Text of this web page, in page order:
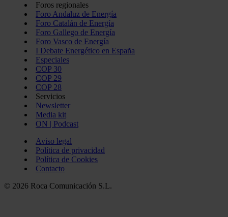
Foros regionales
Foro Andaluz de Energía
Foro Catalán de Energía
Foro Gallego de Energía
Foro Vasco de Energía
I Debate Energético en España
Especiales
COP 30
COP 29
COP 28
Servicios
Newsletter
Media kit
ON | Podcast
Aviso legal
Política de privacidad
Política de Cookies
Contacto
© 2026 Roca Comunicación S.L.